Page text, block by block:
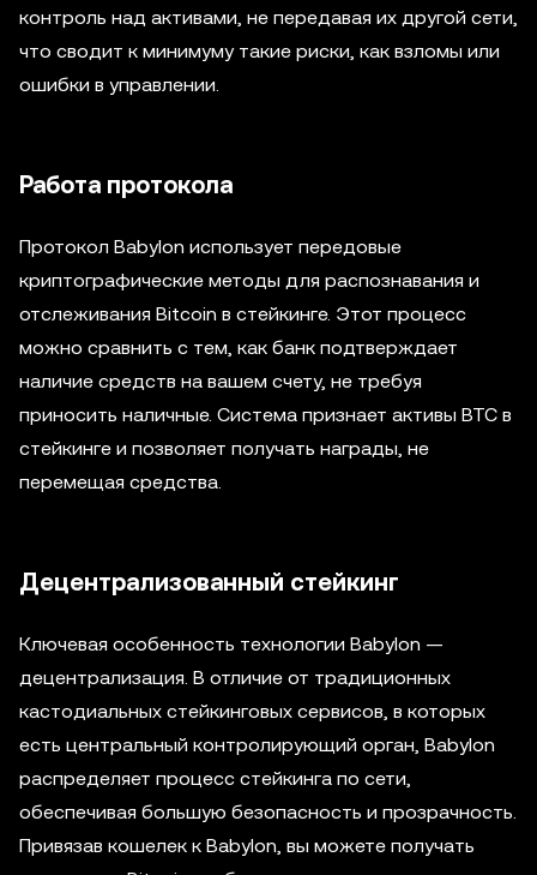
контроль над активами, не передавая их другой сети,
что сводит к минимуму такие риски, как взломы или
ошибки в управлении.
Работа протокола
Протокол Babylon использует передовые
криптографические методы для распознавания и
отслеживания Bitcoin в стейкинге. Этот процесс
можно сравнить с тем, как банк подтверждает
наличие средств на вашем счету, не требуя
приносить наличные. Система признает активы BTC в
стейкинге и позволяет получать награды, не
перемещая средства.
Децентрализованный стейкинг
Ключевая особенность технологии Babylon —
децентрализация. В отличие от традиционных
кастодиальных стейкинговых сервисов, в которых
есть центральный контролирующий орган, Babylon
распределяет процесс стейкинга по сети,
обеспечивая большую безопасность и прозрачность.
Привязав кошелек к Babylon, вы можете получать